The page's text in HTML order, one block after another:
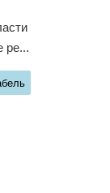
ре...